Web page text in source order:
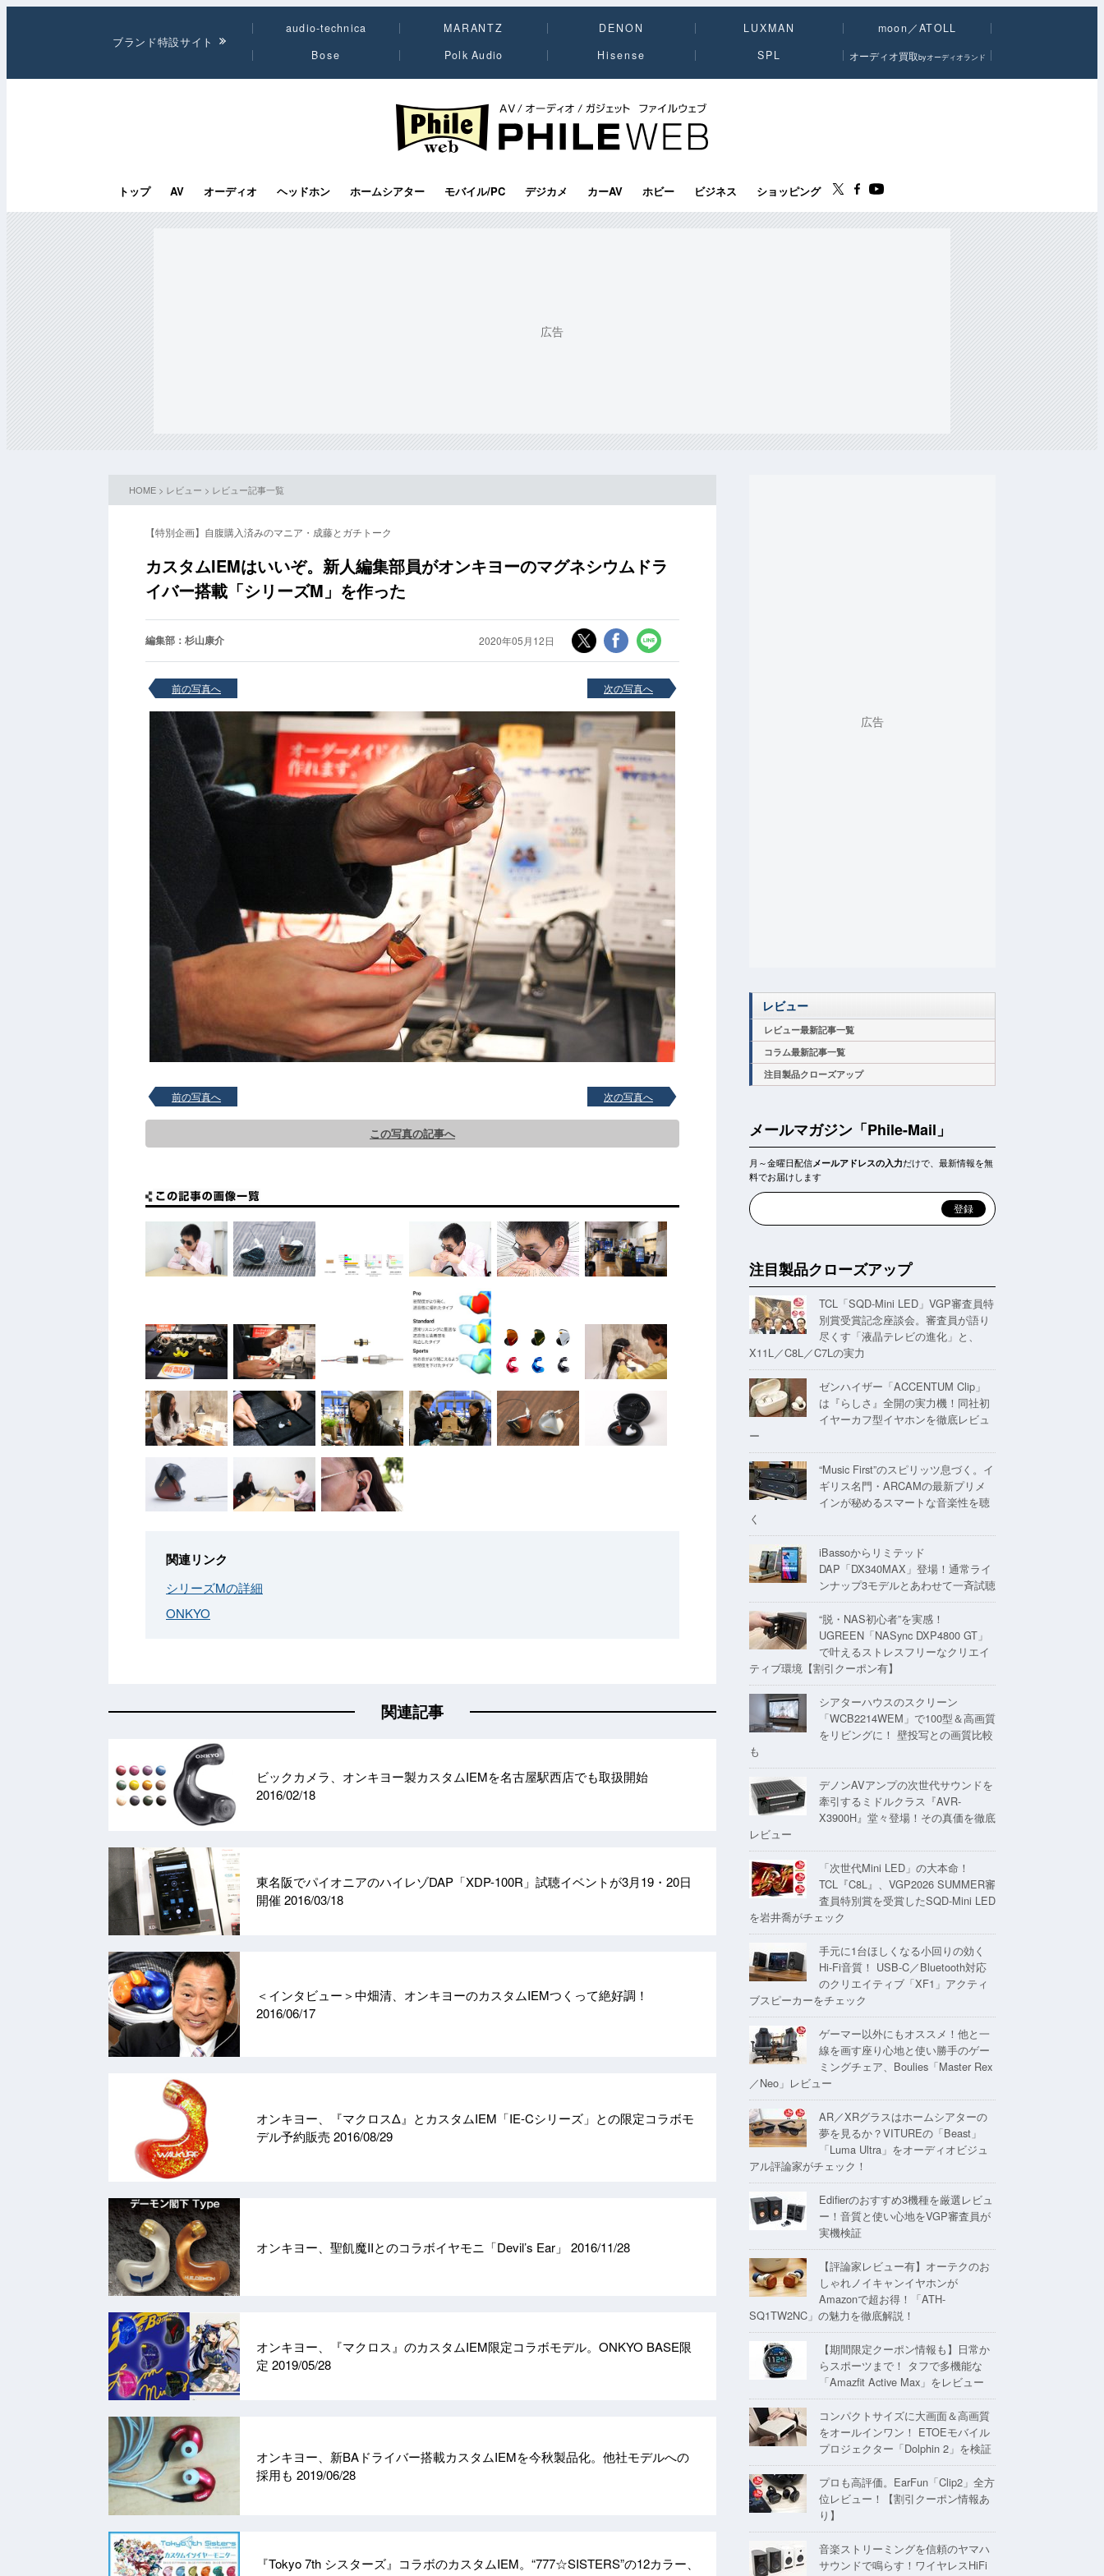
ブランド特設サイト
audio-technica MARANTZ DENON LUXMAN
moon／ATOLL
Bose
Polk Audio Hisense SPL オーディオ買取byオーディオランド
PHILE WEB｜AV/オーディオ/ガジェット
トップ AV オーディオ ヘッドホン ホームシアター モバイル/PC デジカメ カーAV ホビー ビジネス ショッピング
HOME > レビュー > レビュー記事一覧
【特別企画】自腹購入済みのマニア・成藤とガチトーク
カスタムIEMはいいぞ。新人編集部員がオンキヨーのマグネシウムドラ
イバー搭載「シリーズM」を作った
編集部：杉山康介 2020年05月12日
前の写真へ 次の写真へ
前の写真へ 次の写真へ
この写真の記事へ
関連リンク
シリーズMの詳細
ONKYO
関連記事
ビックカメラ、オンキヨー製カスタムIEMを名古屋駅西店でも取扱開始
2016/02/18
東名阪でパイオニアのハイレゾDAP「XDP-100R」試聴イベントが3月19・20日
開催 2016/03/18
＜インタビュー＞中畑清、オンキヨーのカスタムIEMつくって絶好調！
2016/06/17
オンキヨー、『マクロスΔ』とカスタムIEM「IE-Cシリーズ」との限定コラボモ
デル予約販売 2016/08/29
オンキヨー、聖飢魔IIとのコラボイヤモニ「Devil’s Ear」 2016/11/28
オンキヨー、『マクロス』のカスタムIEM限定コラボモデル。ONKYO BASE限
定 2019/05/28
オンキヨー、新BAドライバー搭載カスタムIEMを今秋製品化。他社モデルへの
採用も 2019/06/28
『Tokyo 7th シスターズ』コラボのカスタムIEM。“777☆SISTERS”の12カラー、
レビュー
レビュー最新記事一覧
コラム最新記事一覧
注目製品クローズアップ
メールマガジン「Phile-Mail」
月～金曜日配信メールアドレスの入力だけで、最新情報を無
料でお届けします
注目製品クローズアップ
TCL「SQD-Mini LED」VGP審査員特
別賞受賞記念座談会。審査員が語り
尽くす「液晶テレビの進化」と、
X11L／C8L／C7Lの実力
ゼンハイザー「ACCENTUM Clip」
は『らしさ』全開の実力機！同社初
イヤーカフ型イヤホンを徹底レビュ
ー
“Music First”のスピリッツ息づく。イ
ギリス名門・ARCAMの最新プリメ
インが秘めるスマートな音楽性を聴
く
iBassoからリミテッド
DAP「DX340MAX」登場！通常ライ
ンナップ3モデルとあわせて一斉試聴
“脱・NAS初心者”を実感！
UGREEN「NASync DXP4800 GT」
で叶えるストレスフリーなクリエイ
ティブ環境【割引クーポン有】
シアターハウスのスクリーン
「WCB2214WEM」で100型＆高画質
をリビングに！ 壁投写との画質比較
も
デノンAVアンプの次世代サウンドを
牽引するミドルクラス『AVR-
X3900H』堂々登場！その真価を徹底
レビュー
「次世代Mini LED」の大本命！
TCL『C8L』、VGP2026 SUMMER審
査員特別賞を受賞したSQD-Mini LED
を岩井喬がチェック
手元に1台ほしくなる小回りの効く
Hi-Fi音質！ USB-C／Bluetooth対応
のクリエイティブ「XF1」アクティ
ブスピーカーをチェック
ゲーマー以外にもオススメ！他と一
線を画す座り心地と使い勝手のゲー
ミングチェア、Boulies「Master Rex
／Neo」レビュー
AR／XRグラスはホームシアターの
夢を見るか？VITUREの「Beast」
「Luma Ultra」をオーディオビジュ
アル評論家がチェック！
Edifierのおすすめ3機種を厳選レビュ
ー！音質と使い心地をVGP審査員が
実機検証
【評論家レビュー有】オーテクのお
しゃれノイキャンイヤホンが
Amazonで超お得！「ATH-
SQ1TW2NC」の魅力を徹底解説！
【期間限定クーポン情報も】日常か
らスポーツまで！ タフで多機能な
「Amazfit Active Max」をレビュー
コンパクトサイズに大画面＆高画質
をオールインワン！ ETOEモバイル
プロジェクター「Dolphin 2」を検証
プロも高評価。EarFun「Clip2」全方
位レビュー！【割引クーポン情報あ
り】
音楽ストリーミングを信頼のヤマハ
サウンドで鳴らす！ワイヤレスHiFi